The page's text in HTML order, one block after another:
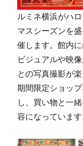
ルミネ横浜がハ
マスシーズンを
催します。館内
ビジュアルや映
との写真撮影が
期間限定ショッ
し、買い物と一
容になっています